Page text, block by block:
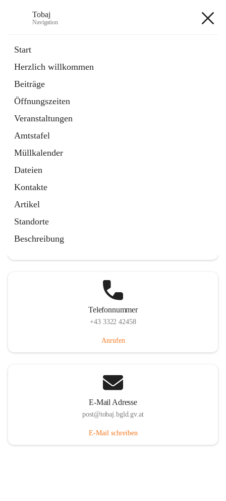
Tobaj
Navigation
Start
Herzlich willkommen
Beiträge
Öffnungszeiten
Veranstaltungen
Amtstafel
Müllkalender
Dateien
Kontakte
Artikel
Standorte
Beschreibung
Externe Webseite
in
Tab
Formulare
2 Schnellzugriffe
Telefonnummer
+43 3322 42458
Anrufen
E-Mail Adresse
post@tobaj.bgld.gv.at
E-Mail schreiben